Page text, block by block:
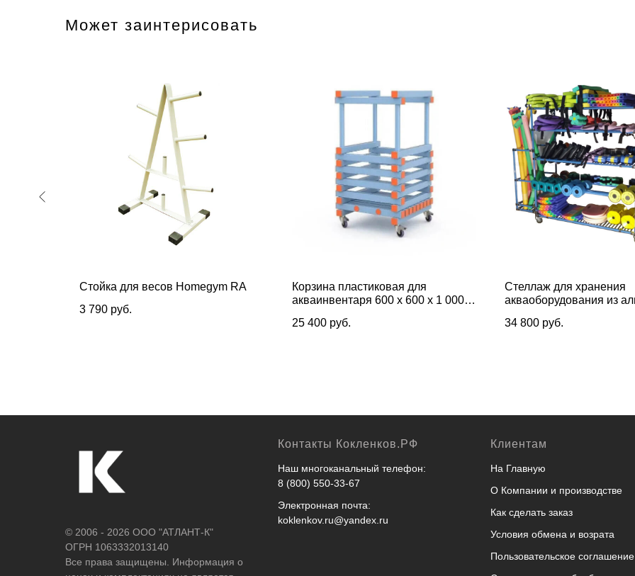
Может заинтерисовать
Стойка для весов Homegym RA
3 790 руб.
Корзина пластиковая для
акваинвентаря 600 х 600 х 1 000
25 400 руб.
Стеллаж для хранения
акваоборудования из
34 800 руб.
© 2006 - 2026 ООО "АТЛАНТ-К"
ОГРН 1063332013140
Все права защищены. Информация о
Контакты Кокленков.РФ
Наш многоканальный телефон:
8 (800) 550-33-67
Электронная почта:
koklenkov.ru@yandex.ru
Клиентам
На Главную
О Компании и производстве
Как сделать заказ
Условия обмена и возрата
Пользовательское соглашение